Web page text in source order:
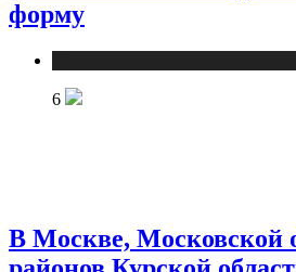
форму
6
В Москве, Московской